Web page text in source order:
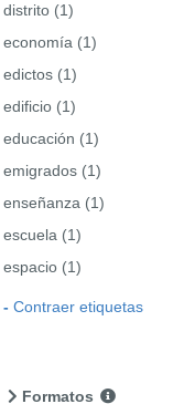
distrito (1)
economía (1)
edictos (1)
edificio (1)
educación (1)
emigrados (1)
enseñanza (1)
escuela (1)
espacio (1)
Contraer etiquetas
Formatos